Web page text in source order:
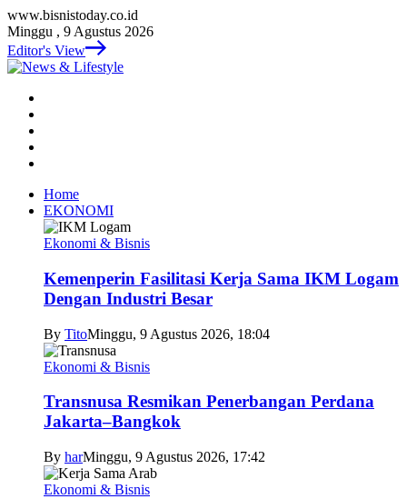
www.bisnistoday.co.id
Minggu , 9 Agustus 2026
Editor's View
Home
EKONOMI
Ekonomi & Bisnis
Kemenperin Fasilitasi Kerja Sama IKM Logam
Dengan Industri Besar
By TitoMinggu, 9 Agustus 2026, 18:04
Ekonomi & Bisnis
Transnusa Resmikan Penerbangan Perdana
Jakarta–Bangkok
By harMinggu, 9 Agustus 2026, 17:42
Ekonomi & Bisnis